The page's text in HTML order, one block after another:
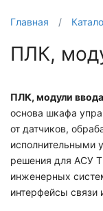
Главная /
ПЛК,
ПЛК, модули
основа шкафа
от датчиков,
исполнительными
решения для АСУ
инженерных
интерфейсы связи